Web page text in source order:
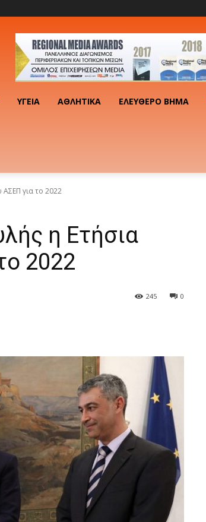
ΥΓΕΊΑ ΑΘΛΗΤΙΚΆ ΕΛΕΎΘΕΡΟ ΒΉΜΑ
για το 2022
η Ετήσια
2022
0
245